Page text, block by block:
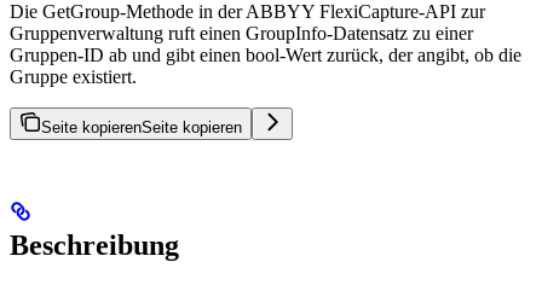
Die GetGroup-Methode in der ABBYY FlexiCapture-API zur
Gruppenverwaltung ruft einen GroupInfo-Datensatz zu einer
Gruppen-ID ab und gibt einen bool-Wert zurück, der angibt, ob die
Gruppe existiert.
Seite kopierenSeite kopieren
Beschreibung